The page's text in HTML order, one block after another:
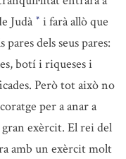
Judà * i farà allò que
dels seus pares:
botí i riqueses i
Però tot això no
per a anar a
exèrcit. El rei del
amb un exèrcit molt